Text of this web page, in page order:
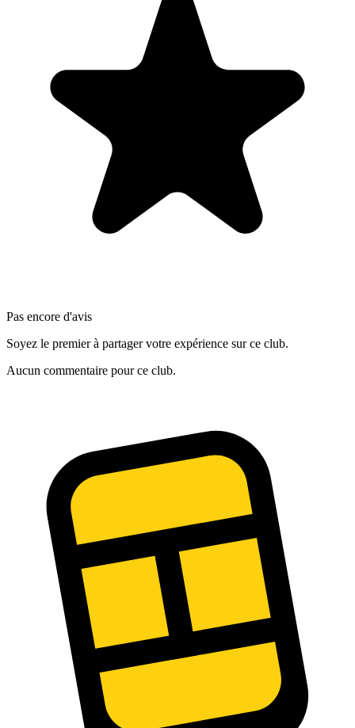
Pas encore d'avis
Soyez le premier à partager votre expérience sur ce club.
Aucun commentaire pour ce club.